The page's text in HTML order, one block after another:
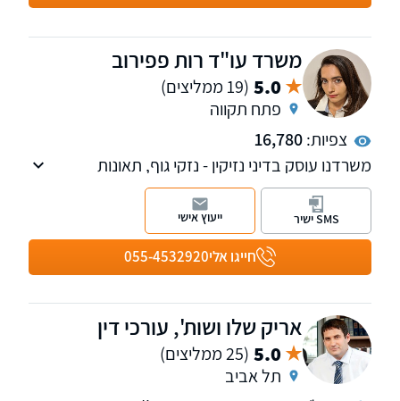
משרד עו"ד רות פפירוב
5.0 (19 ממליצים)
פתח תקווה
צפיות:16,780
משרדנו עוסק בדיני נזיקין - נזקי גוף, תאונות
דרכים,קצבת נכות כללית,קצבת ניידות, דיני ביטוח
לאומי, תאונות עבודה, דיני ביטוח ומשרד הביטחון.,
וכן בהסכמים הנוגעים למעמד האישי.
חייגו אלי055-4532920
SMS ישיר ייעוץ אישי
אריק שלו ושות', עורכי דין
5.0 (25 ממליצים)
תל אביב